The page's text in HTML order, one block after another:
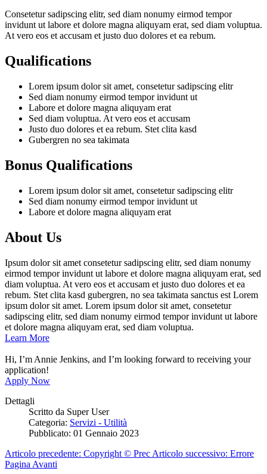
Consetetur sadipscing elitr, sed diam nonumy eirmod tempor
invidunt ut labore et dolore magna aliquyam erat, sed diam voluptua.
At vero eos et accusam et justo duo dolores et ea rebum.
Qualifications
Lorem ipsum dolor sit amet, consetetur sadipscing elitr
Sed diam nonumy eirmod tempor invidunt ut
Labore et dolore magna aliquyam erat
Sed diam voluptua. At vero eos et accusam
Justo duo dolores et ea rebum. Stet clita kasd
Gubergren no sea takimata
Bonus Qualifications
Lorem ipsum dolor sit amet, consetetur sadipscing elitr
Sed diam nonumy eirmod tempor invidunt ut
Labore et dolore magna aliquyam erat
About Us
Ipsum dolor sit amet consetetur sadipscing elitr, sed diam nonumy
eirmod tempor invidunt ut labore et dolore magna aliquyam erat, sed
diam voluptua. At vero eos et accusam et justo duo dolores et ea
rebum. Stet clita kasd gubergren, no sea takimata sanctus est Lorem
ipsum dolor sit amet. Lorem ipsum dolor sit amet, consetetur
sadipscing elitr, sed diam nonumy eirmod tempor invidunt ut labore
et dolore magna aliquyam erat, sed diam voluptua.
Learn More
Hi, I’m Annie Jenkins, and I’m looking forward to receiving your
application!
Apply Now
Dettagli
Scritto da Super User
Categoria: Servizi - Utilità
Pubblicato: 01 Gennaio 2023
Articolo precedente: Copyright © Prec Articolo successivo: Errore
Pagina Avanti